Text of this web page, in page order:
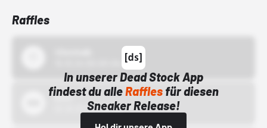
Raffles
In unserer Dead Stock App
findest du alleRafflesfür diesen
Sneaker Release!
Bstn
01.10.22 00:00 Uhr